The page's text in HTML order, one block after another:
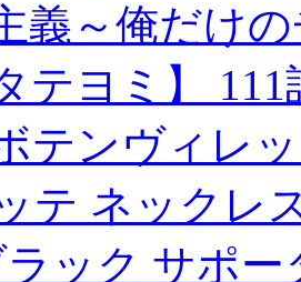
義～俺だけ
テヨミ】 111
テンヴィレ
テ ネックレ
ック サポ